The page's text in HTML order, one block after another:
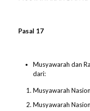
Pasal 17
Musyawarah dan
dari:
Musyawarah
Musyawarah